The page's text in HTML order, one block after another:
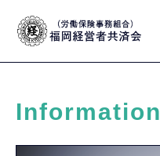
Information